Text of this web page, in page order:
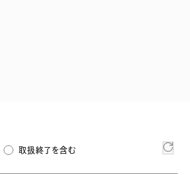
取扱終了を含む